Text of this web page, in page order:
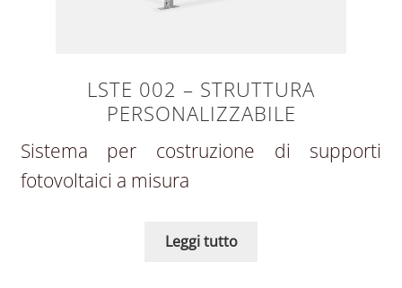
LSTE 002 – STRUTTURA
PERSONALIZZABILE
Sistema per costruzione di supporti
fotovoltaici a misura
Leggi tutto